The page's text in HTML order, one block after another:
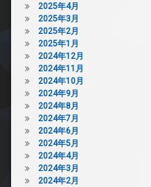
2025年4月
2025年3月
2025年2月
2025年1月
2024年12月
2024年11月
2024年10月
2024年9月
2024年8月
2024年7月
2024年6月
2024年5月
2024年4月
2024年3月
2024年2月